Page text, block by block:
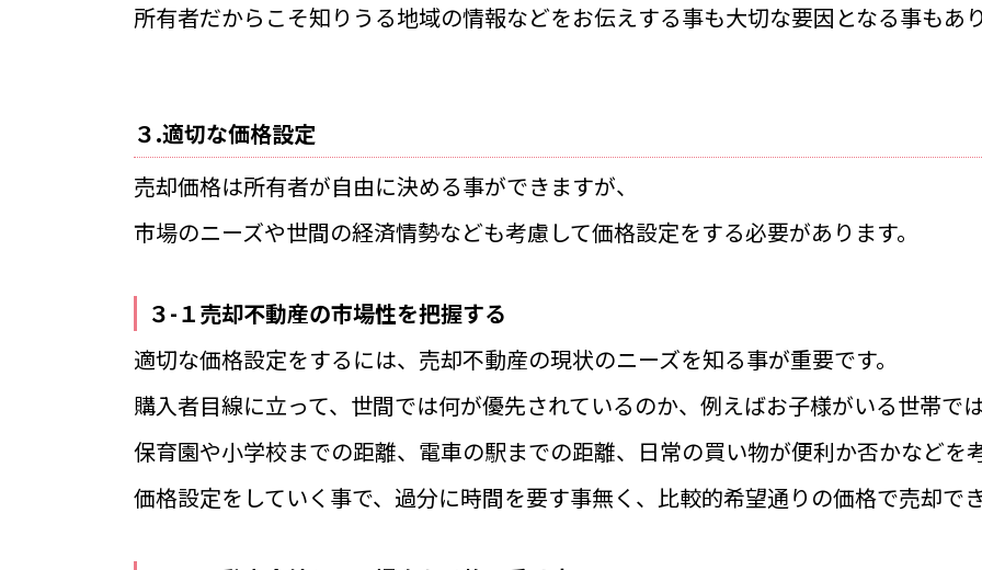
所有者だからこそ知りうる地域の情報などをお伝えする事も大切な要因となる事もあ
３.適切な価格設定
売却価格は所有者が自由に決める事ができますが、
市場のニーズや世間の経済情勢なども考慮して価格設定をする必要があります。
３-１売却不動産の市場性を把握する
適切な価格設定をするには、売却不動産の現状のニーズを知る事が重要です。
購入者目線に立って、世間では何が優先されているのか、 例えばお子様がいる世帯で
保育園や小学校までの距離、電車の駅までの距離、日常の買い物が便利か否かなどを
価格設定をしていく事で、過分に時間を要す事無く、比較的希望通りの価格で売却で